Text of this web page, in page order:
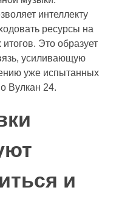
интеллекту
ресурсы на
Это образует
усиливающую
уже испытанных
Вулкан 24.
и